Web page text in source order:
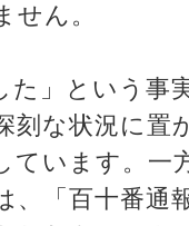
せん。
た」という事
刻な状況に置
ています。一
、「百十番通